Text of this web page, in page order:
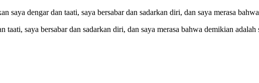
saya dengar dan taati, saya bersabar dan sadarkan diri, dan saya merasa
saya bersabar dan sadarkan diri, dan saya merasa bahwa demikian